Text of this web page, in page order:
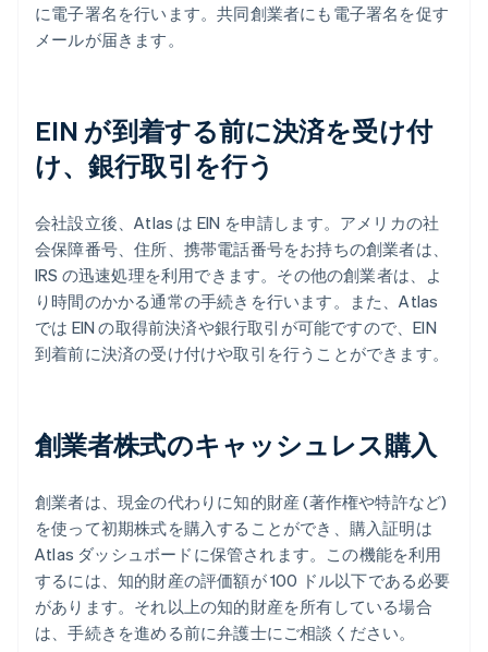
に電子署名を行います。共同創業者にも電子署名を促す
メールが届きます。
EIN が到着する前に決済を受け付
け、銀行取引を行う
会社設立後、Atlas は EIN を申請します。アメリカの社
会保障番号、住所、携帯電話番号をお持ちの創業者は、
IRS の迅速処理を利用できます。その他の創業者は、よ
り時間のかかる通常の手続きを行います。また、Atlas
では EIN の取得前決済や銀行取引が可能ですので、EIN
到着前に決済の受け付けや取引を行うことができます。
創業者株式のキャッシュレス購入
創業者は、現金の代わりに知的財産 (著作権や特許など)
を使って初期株式を購入することができ、購入証明は
Atlas ダッシュボードに保管されます。この機能を利用
するには、知的財産の評価額が 100 ドル以下である必要
があります。それ以上の知的財産を所有している場合
は、手続きを進める前に弁護士にご相談ください。